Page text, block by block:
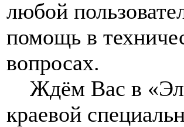
любой
помощь в
вопросах.
Ждём Вас в
краевой